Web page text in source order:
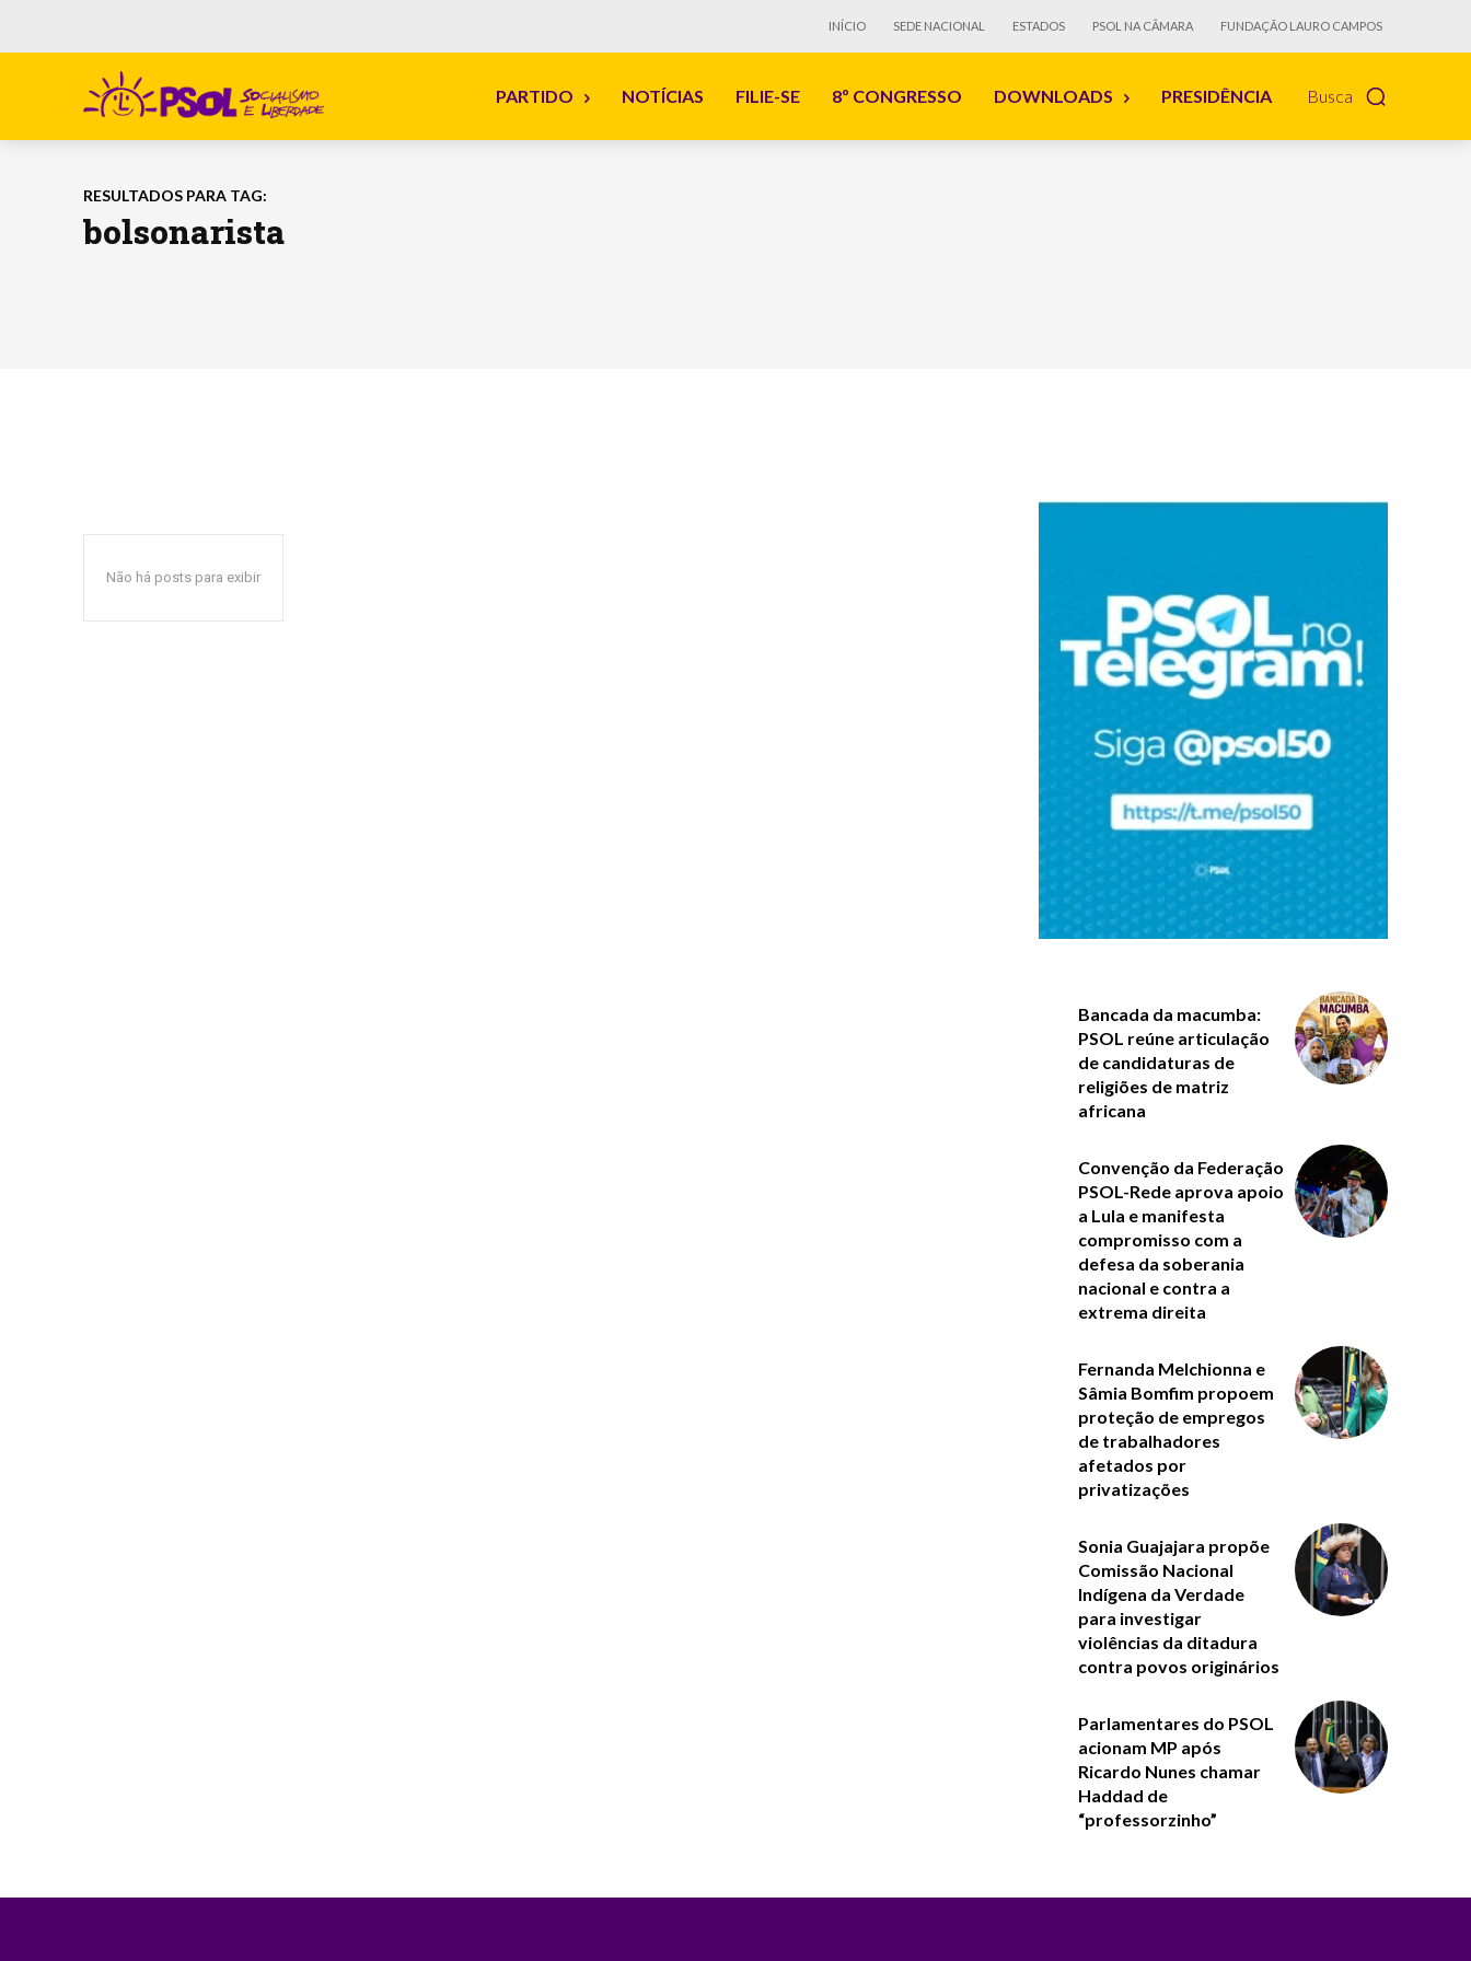
INÍCIO SEDE NACIONAL ESTADOS PSOL NA CÂMARA FUNDAÇÃO LAURO CAMPOS
Busca
PARTIDO NOTÍCIAS FILIE-SE 8º CONGRESSO DOWNLOADS PRESIDÊNCIA
RESULTADOS PARA TAG:
bolsonarista
Não há posts para exibir
Bancada da macumba:
PSOL reúne articulação
de candidaturas de
religiões de matriz
africana
Convenção da Federação
PSOL-Rede aprova apoio
a Lula e manifesta
compromisso com a
defesa da soberania
nacional e contra a
extrema direita
Fernanda Melchionna e
Sâmia Bomfim propoem
proteção de empregos
de trabalhadores
afetados por
privatizações
Sonia Guajajara propõe
Comissão Nacional
Indígena da Verdade
para investigar
violências da ditadura
contra povos originários
Parlamentares do PSOL
acionam MP após
Ricardo Nunes chamar
Haddad de
“professorzinho”